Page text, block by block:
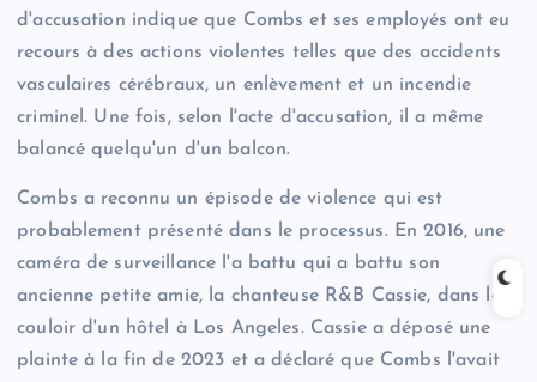
d'accusation indique que Combs et ses employés ont eu
recours à des actions violentes telles que des accidents
vasculaires cérébraux, un enlèvement et un incendie
criminel. Une fois, selon l'acte d'accusation, il a même
balancé quelqu'un d'un balcon.
Combs a reconnu un épisode de violence qui est
probablement présenté dans le processus. En 2016, une
caméra de surveillance l'a battu qui a battu son
ancienne petite amie, la chanteuse R&B Cassie, dans le
couloir d'un hôtel à Los Angeles. Cassie a déposé une
plainte à la fin de 2023 et a déclaré que Combs l'avait